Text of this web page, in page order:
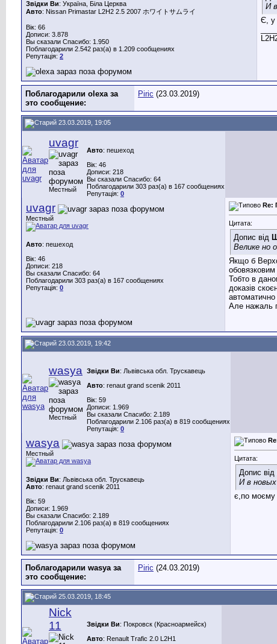
Звідки Ви: Україна, Біла Церква
Авто: Nissan Primastar L2H2 2.5 2007 ホワイトサムライ
Вік: 66
Дописи: 3.878
Вы сказали Спасибо: 1.950
Поблагодарили 2.542 раз(а) в 1.209 сообщениях
Репутація: 2
И
Є, у
Поблагодарили olexa за
это сообщение:
Piric (23.03.2019)
23.03.2019, 19:05
uvagr
Местный
Авто: пешеход
Вік: 46
Дописи: 218
Вы сказали Спасибо: 64
Поблагодарили 303 раз(а) в 167 сообщениях
Репутація: 0
uvagr
Местный
Авто: пешеход
Вік: 46
Дописи: 218
Вы сказали Спасибо: 64
Поблагодарили 303 раз(а) в 167 сообщениях
Репутація: 0
Re:
Цитата:
Допис від
Велике но
Якщо б
Тобто в
доказів
Але нажаль
23.03.2019, 19:42
wasya
Местный
Звідки Ви: Львівська обл. Трускавець
Авто: renaut grand scenik 2011
Вік: 59
Дописи: 1.969
Вы сказали Спасибо: 2.189
Поблагодарили 2.106 раз(а) в 819 сообщениях
Репутація: 0
wasya
Местный
Звідки Ви: Львівська обл. Трускавець
Авто: renaut grand scenik 2011
Вік: 59
Дописи: 1.969
Вы сказали Спасибо: 2.189
Поблагодарили 2.106 раз(а) в 819 сообщениях
Репутація: 0
Цитата:
Допис від
И в
є,по моєму
Поблагодарили wasya за
это сообщение:
Piric (24.03.2019)
25.03.2019, 18:45
Nick
11
Звідки Ви: Покровск (Красноармейск)
Авто: Renault Trafic 2.0 L2H1